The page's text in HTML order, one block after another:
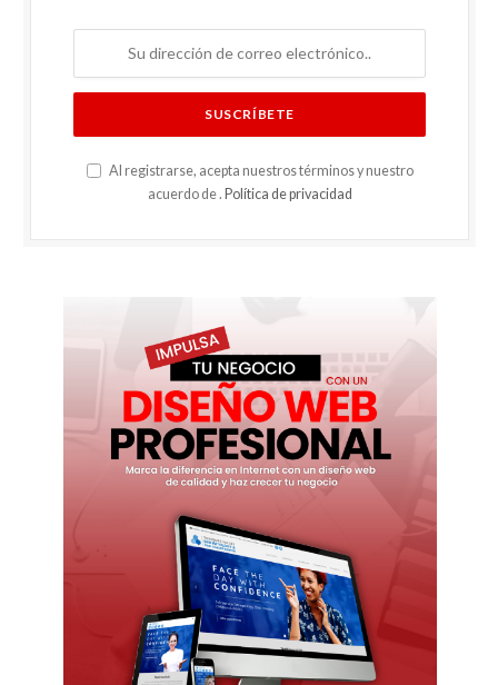
recibe a comunicadoras bajo la
plataforma «mujeres a la roca»
marzo 17, 2026
Yeni Berenice insta a una
cooperación internacional del
Suscríbete a las
actualizaciones
Obtenga las últimas noticias
Al registrarse, acepta nuestros términos y nuestro
acuerdo de .
Política de privacidad